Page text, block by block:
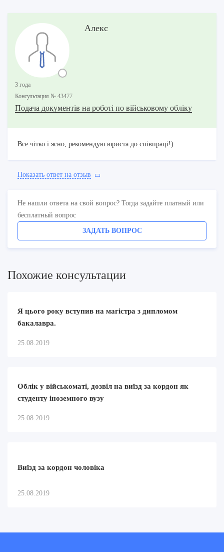
Алекс
3 года
Консультация № 43477
Подача документів на роботі по військовому обліку
Все чітко і ясно, рекомендую юриста до співпраці!)
Показать ответ на отзыв
Не нашли ответа на свой вопрос? Тогда задайте платный или
бесплатный вопрос
ЗАДАТЬ ВОПРОС
Похожие консультации
Я цього року вступив на магістра з дипломом
бакалавра.
25.08.2019
Облік у військоматі, дозвіл на виїзд за кордон як
студенту іноземного вузу
25.08.2019
Виїзд за кордон чоловіка
25.08.2019